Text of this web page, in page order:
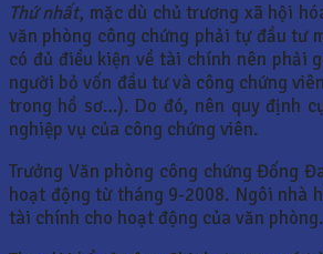
Thứ nhất, mặc dù chủ trương xã hội
văn phòng công chứng phải tự đầu tư
có đủ điều kiện về tài chính nên phải
người bỏ vốn đầu tư và công chứng
trong hồ sơ…). Do đó, nên quy định
nghiệp vụ của công chứng viên.
Trưởng Văn phòng công chứng Đống
hoạt động từ tháng 9-2008. Ngôi nhà
tài chính cho hoạt động của văn